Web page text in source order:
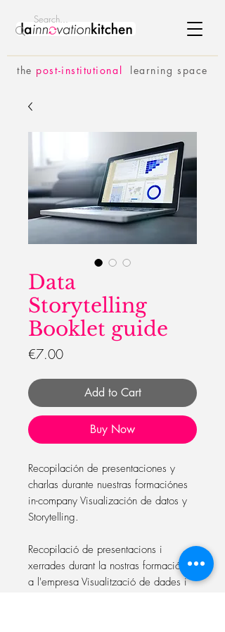
the post-institutional learning space
Data
Storytelling
Booklet guide
€7.00Price
Add to Cart
Buy Now
Recopilación de presentaciones y
charlas durante nuestras formaciónes
in-company Visualización de datos y
Storytelling.
Recopilació de presentacions i
xerrades durant la nostras formacións
a l'empresa Visualització de dades i